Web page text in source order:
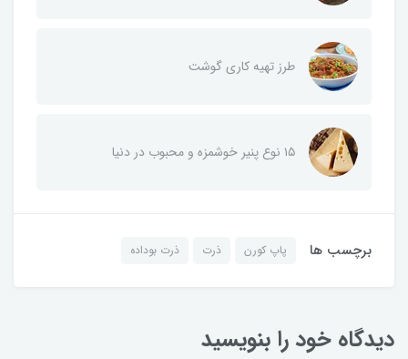
طرز تهیه کاری گوشت
۱۵ نوع پنیر خوشمزه و محبوب در دنیا
برچسب ها پاپ کورن ذرت ذرت بوداده
دیدگاه خود را بنویسید